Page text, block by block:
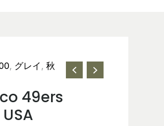
, グレイ , 秋
49ers